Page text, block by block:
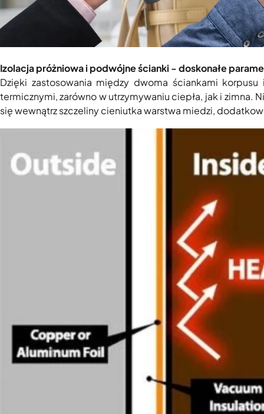
Izolacja próżniowa i podwójne ścianki - doskonałe
Dzięki zastosowania między dwoma ściankami
termicznymi, zarówno w utrzymywaniu ciepła, jak i zimna.
się wewnątrz szczeliny cieniutka warstwa miedzi,